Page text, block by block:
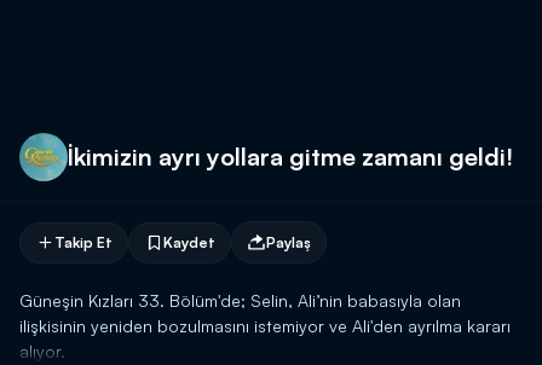
İkimizin ayrı yollara gitme zamanı geldi!
Takip Et Kaydet Paylaş
Güneşin Kızları 33. Bölüm'de; Selin, Ali’nin babasıyla olan
ilişkisinin yeniden bozulmasını istemiyor ve Ali'den ayrılma kararı
alıyor.